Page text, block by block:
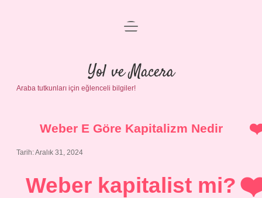
Anasayfa
Gizlilik Politikası
Yasal Uyarı
menüyü
Yol ve Macera
Araba tutkunları için eğlenceli bilgiler!
Weber E Göre Kapitalizm Nedir
Tarih: Aralık 31, 2024
Weber kapitalist mi?